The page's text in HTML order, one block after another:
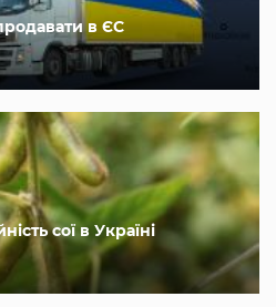
в ЄС
сої в Україні